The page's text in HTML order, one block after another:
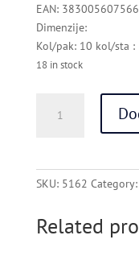
EAN:
Dimenzije:
Kol/pak: 10 kol/sta :
18 in stock
DRVENE
SKU: 5162 Category:
Related